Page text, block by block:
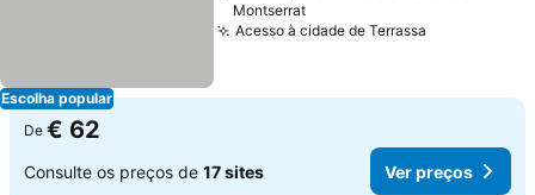
Escolha popular
Montserrat
Acesso à cidade de Terrassa
De € 62
Consulte os preços de 17 sites Ver preços